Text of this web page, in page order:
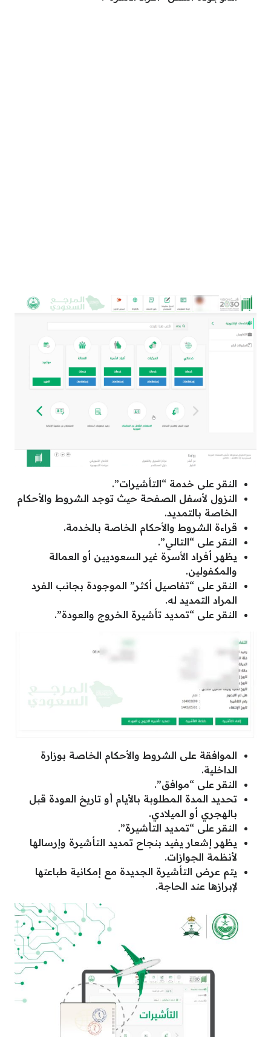
النقر على خدمة “التأشيرات”.
النزول لأسفل الصفحة حيث توجد الشروط والأحكام
الخاصة بالتمديد.
قراءة الشروط والأحكام الخاصة بالخدمة.
النقر على “التالي”.
يظهر أفراد الأسرة غير السعوديين أو العمالة
والمكفولين.
النقر على “تفاصيل أكثر” الموجودة بجانب الفرد
المراد التمديد له.
النقر على “تمديد تأشيرة الخروج والعودة”.
الموافقة على الشروط والأحكام الخاصة بوزارة
الداخلية.
النقر على “موافق”.
تحديد المدة المطلوبة بالأيام أو تاريخ العودة قبل
بالهجري أو الميلادي.
النقر على “تمديد التأشيرة”.
يظهر إشعار يفيد بنجاح تمديد التأشيرة وإرسالها
لأنظمة الجوازات.
يتم عرض التأشيرة الجديدة مع إمكانية طباعتها
لإبرازها عند الحاجة.